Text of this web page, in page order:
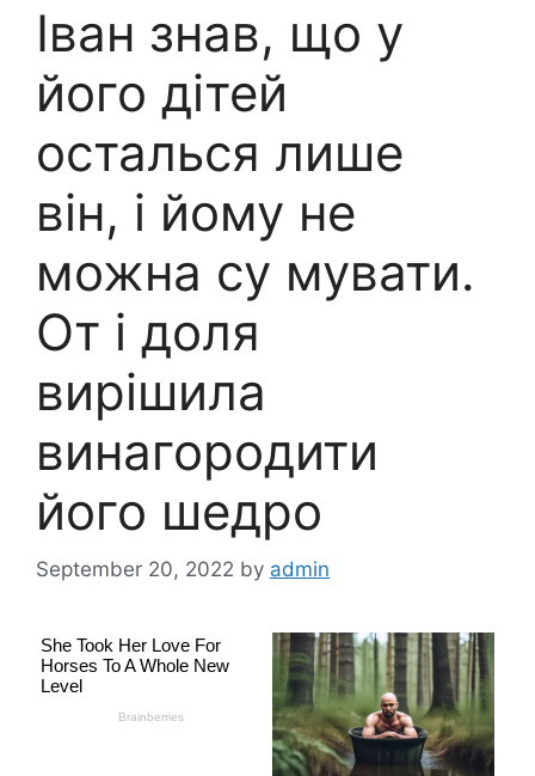
Іван знав, що у
його дітей
осталься лише
він, і йому не
можна су мувати.
От і доля
вирішила
винагородити
його шедро
September 20, 2022 by admin